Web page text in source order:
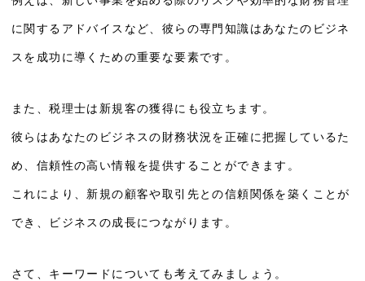
に関するアドバイスなど、彼らの専門知識はあなたのビジネ
スを成功に導くための重要な要素です。
また、税理士は新規客の獲得にも役立ちます。
彼らはあなたのビジネスの財務状況を正確に把握しているた
め、信頼性の高い情報を提供することができます。
これにより、新規の顧客や取引先との信頼関係を築くことが
でき、ビジネスの成長につながります。
さて、キーワードについても考えてみましょう。